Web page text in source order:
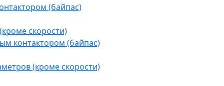
(байпас)
скорости)
контактором (байпас)
(кроме скорости)